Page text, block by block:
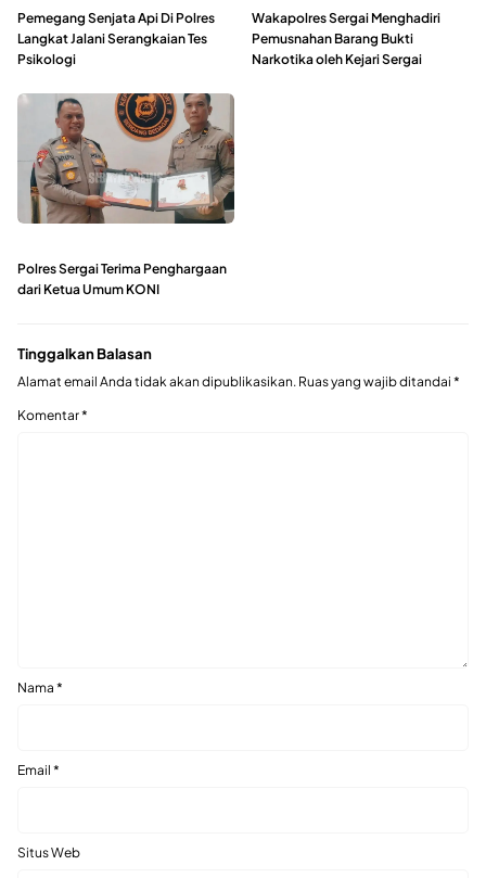
Pemegang Senjata Api Di Polres
Langkat Jalani Serangkaian Tes
Psikologi
Wakapolres Sergai Menghadiri
Pemusnahan Barang Bukti
Narkotika oleh Kejari Sergai
Polres Sergai Terima Penghargaan
dari Ketua Umum KONI
Tinggalkan Balasan
Alamat email Anda tidak akan dipublikasikan. Ruas yang wajib ditandai *
Komentar*
Nama *
Email *
Situs Web